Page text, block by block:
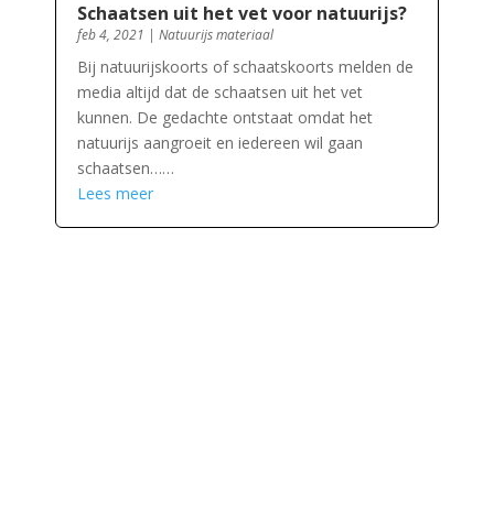
Schaatsen uit het vet voor natuurijs?
feb 4, 2021 | Natuurijs materiaal
Bij natuurijskoorts of schaatskoorts melden de
media altijd dat de schaatsen uit het vet
kunnen. De gedachte ontstaat omdat het
natuurijs aangroeit en iedereen wil gaan
schaatsen……
Lees meer